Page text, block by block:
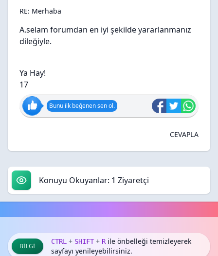
RE: Merhaba
A.selam forumdan en iyi şekilde yararlanmanız
dileğiyle.
Ya Hay!
17
Bunu ilk beğenen sen ol.
CEVAPLA
Konuyu Okuyanlar: 1 Ziyaretçi
BILGI
CTRL + SHIFT + Rile önbelleği temizleyerek
sayfayı yenileyebilirsiniz.